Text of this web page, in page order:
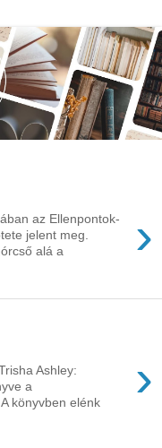
›
az Ellenpontok-
jelent meg.
alá a
›
Ashley:
a
könyvben elénk